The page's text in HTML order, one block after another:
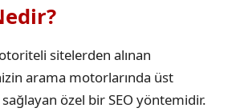
sitelerden alınan
arama motorlarında üst
sağlayan özel bir SEO yöntemidir.